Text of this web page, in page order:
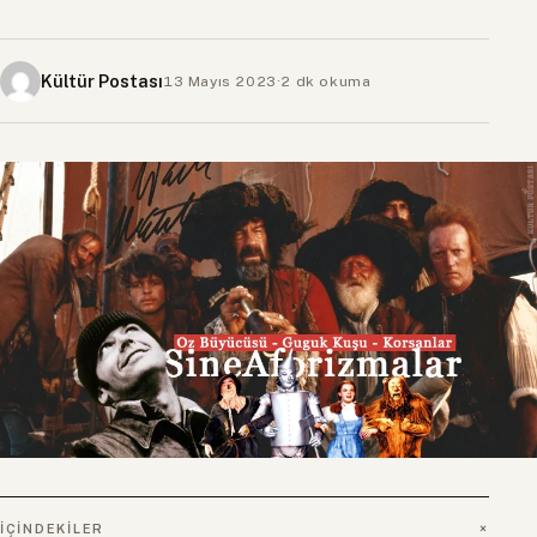
Kültür Postası13 Mayıs 2023 ·2 dk okuma
İÇINDEKILER